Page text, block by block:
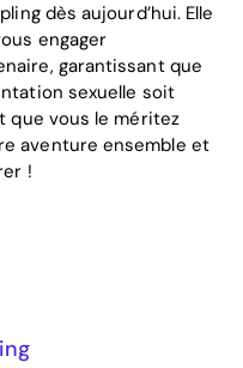
dès aujourd’hui. Elle
engager
garantissant que
sexuelle soit
que vous le méritez
aventure ensemble et
!